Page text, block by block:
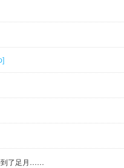
到了足月……